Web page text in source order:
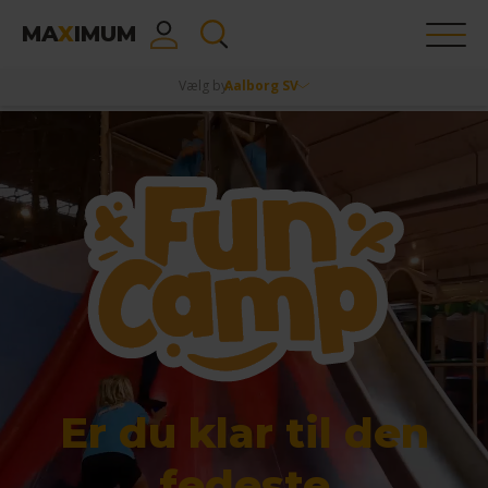
MAXIMUM
Vælg by:Aalborg SV
Er du klar til den